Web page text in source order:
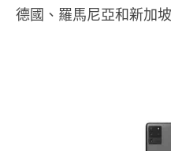
德國、羅馬尼亞和新加